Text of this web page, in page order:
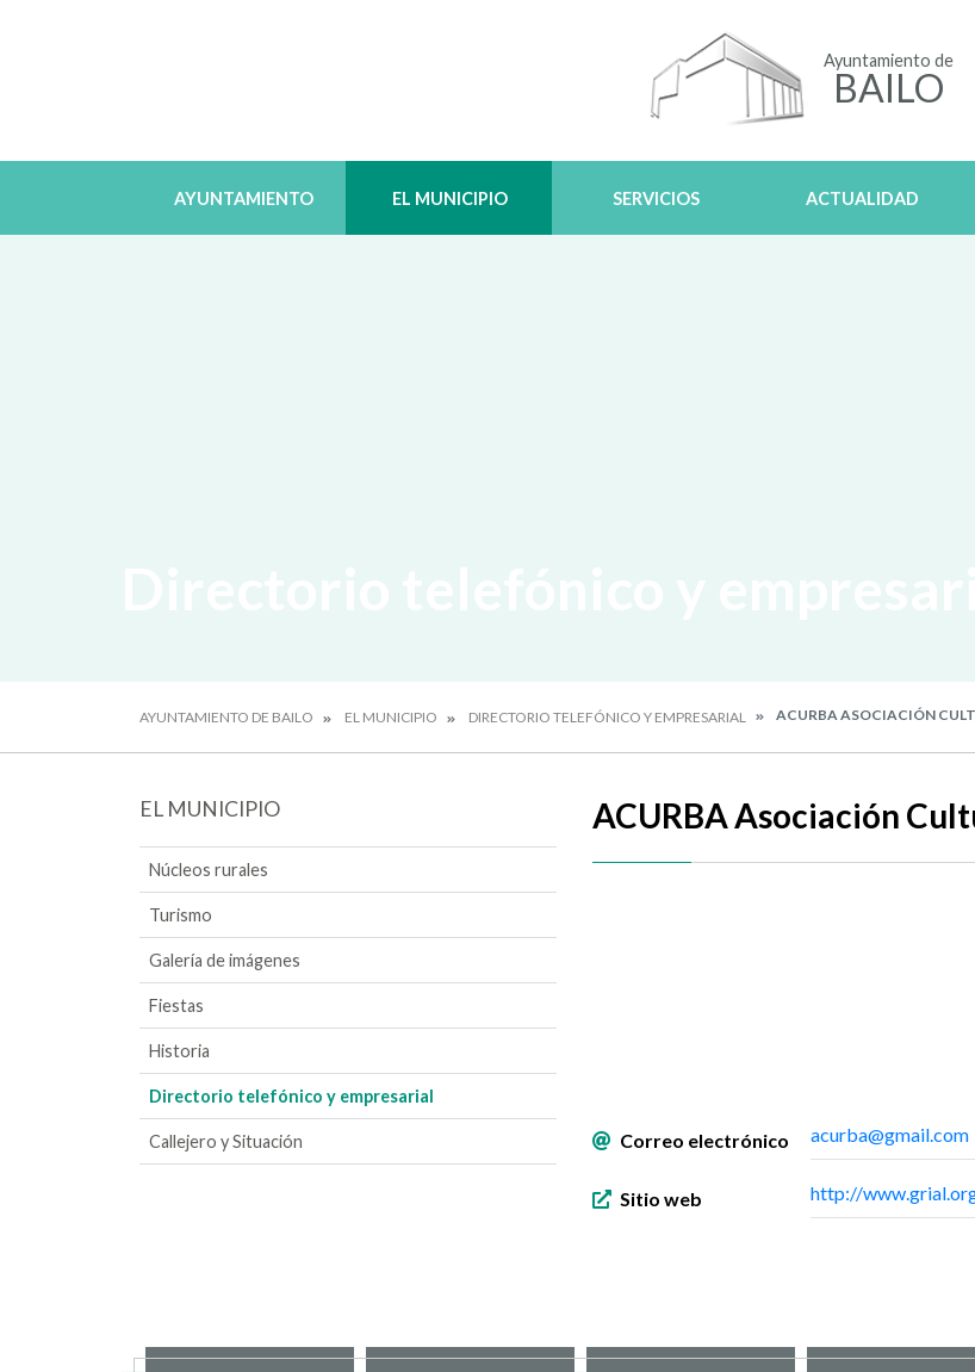
Ayuntamiento de
BAILO
AYUNTAMIENTO EL MUNICIPIO SERVICIOS ACTUALIDAD
AYUNTAMIENTO DE BAILO EL MUNICIPIO DIRECTORIO TELEFÓNICO Y EMPRESARIAL ACURBA ASOCIACIÓN
EL MUNICIPIO
Núcleos rurales
Turismo
Galería de imágenes
Fiestas
Historia
Directorio telefónico y empresarial
Callejero y Situación
ACURBA Asociación
Correo electrónico acurba@gmail.com
Sitio web http://